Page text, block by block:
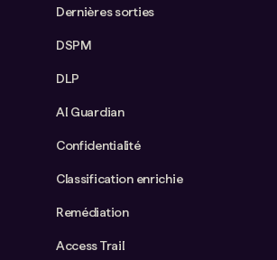
Dernières sorties
DSPM
DLP
AI Guardian
Confidentialité
Classification enrichie
Remédiation
Access Trail